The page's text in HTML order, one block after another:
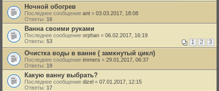
Ночной обогрев
Последнее сообщение ant « 03.03.2017, 18:08
Ответы: 16
Ванна своими руками
Последнее сообщение orphan « 06.02.2017, 16:19
Ответы: 53 1 2 3
Очистка воды в ванне ( замкнутый цикл)
Последнее сообщение immers « 29.01.2017, 06:37
Ответы: 19
Какую ванну выбрать?
Последнее сообщение dizel « 07.01.2017, 12:15
Ответы: 17